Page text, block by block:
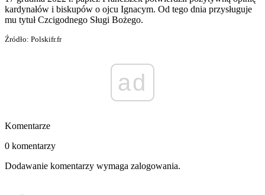
kardynałów i biskupów o ojcu Ignacym. Od tego dnia przysługuje
mu tytuł Czcigodnego Sługi Bożego.
Źródło: Polskifr.fr
ad
Komentarze
0 komentarzy
Dodawanie komentarzy wymaga zalogowania.